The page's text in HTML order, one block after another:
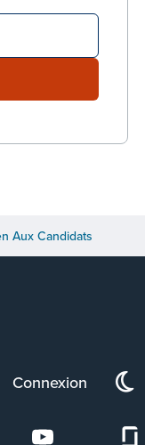
Aux Candidats
Connexion